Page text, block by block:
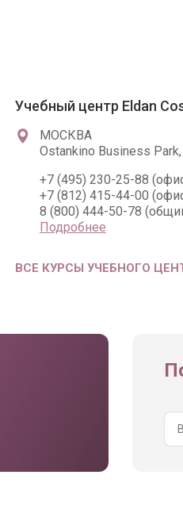
Учебный центр Eldan
МОСКВА
Ostankino Business
+7 (495) 230-25-88
+7 (812) 415-44-00
8 (800) 444-50-78
Подробнее
ВСЕ КУРСЫ УЧЕБНОГО